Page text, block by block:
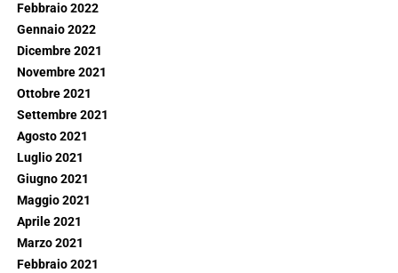
Febbraio 2022
Gennaio 2022
Dicembre 2021
Novembre 2021
Ottobre 2021
Settembre 2021
Agosto 2021
Luglio 2021
Giugno 2021
Maggio 2021
Aprile 2021
Marzo 2021
Febbraio 2021